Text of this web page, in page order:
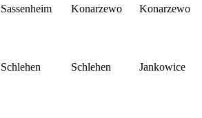
Sassenheim Konarzewo
Konarzewo
Schlehen Schlehen Jankowice